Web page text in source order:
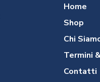
Home
Shop
Chi
Termini
Contatti